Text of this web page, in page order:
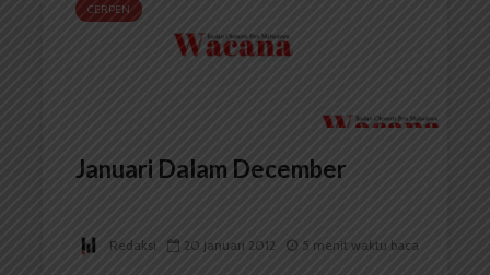
CERPEN
Januari Dalam December
Redaksi 20 Januari 2012 5 menit waktu baca